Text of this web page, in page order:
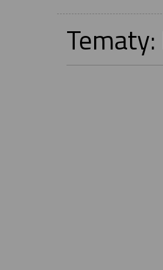
Tematy: